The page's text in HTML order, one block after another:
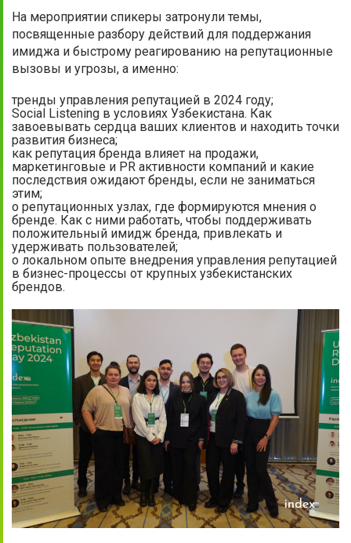
На мероприятии спикеры затронули темы,
посвященные разбору действий для поддержания
имиджа и быстрому реагированию на репутационные
вызовы и угрозы, а именно:
тренды управления репутацией в 2024 году;
Social Listening в условиях Узбекистана. Как
завоевывать сердца ваших клиентов и находить точки
развития бизнеса;
как репутация бренда влияет на продажи,
маркетинговые и PR активности компаний и какие
последствия ожидают бренды, если не заниматься
этим;
о репутационных узлах, где формируются мнения о
бренде. Как с ними работать, чтобы поддерживать
положительный имидж бренда, привлекать и
удерживать пользователей;
о локальном опыте внедрения управления репутацией
в бизнес-процессы от крупных узбекистанских
брендов.